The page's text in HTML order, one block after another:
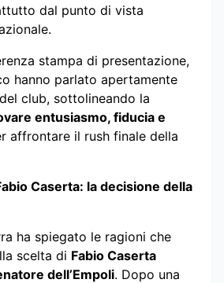
dal punto di vista
stampa di presentazione,
hanno parlato apertamente
club, sottolineando la
entusiasmo, fiducia e
affrontare il rush finale della
Caserta: la decisione della
ha spiegato le ragioni che
scelta di Fabio Caserta
dell’Empoli. Dopo una